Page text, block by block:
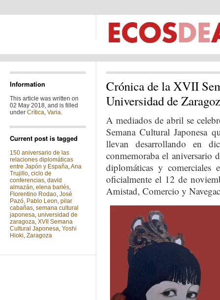
Information
This article was written on
02 May 2018, and is filled
under Crítica, Varia.
Current post is tagged
150 aniversario de las
relaciones diplomáticas
entre Japón y España,Ana
Trujillo, ciclo de
conferencias, david
almazán, elena barlés,
Florentino Rodao, José
Pazó, Pablo Leon, pilar
cabañas, semana cultural
japonesa, universidad de
zaragoza, XVII Semana
Cultural Japonesa, Yoshi
Hioki, Zaragoza
Crónica de la XVII
Universidad de
A mediados de abril se
Semana Cultural Japonesa
llevan desarrollando en
conmemoraba el aniversario
diplomáticas y comerciales
oficialmente el 12 de
Amistad, Comercio y